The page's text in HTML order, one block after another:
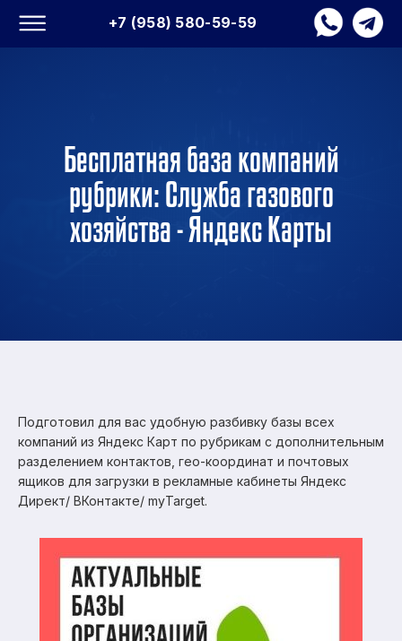
+7 (958) 580-59-59
Бесплатная база компаний
рубрики: Служба газового
хозяйства - Яндекс Карты
Подготовил для вас удобную разбивку базы всех
компаний из Яндекс Карт по рубрикам с дополнительным
разделением контактов, гео-координат и почтовых
ящиков для загрузки в рекламные кабинеты Яндекс
Директ/ ВКонтакте/ myTarget.